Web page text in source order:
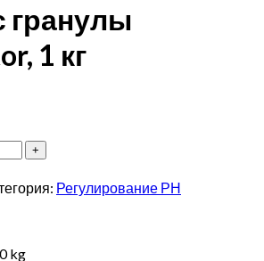
гранулы
1 кг
Регулирование РН
kg